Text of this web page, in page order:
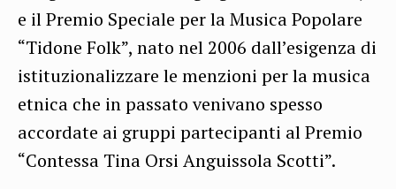
e il Premio Speciale per la Musica Popolare
“Tidone Folk”, nato nel 2006 dall’esigenza di
istituzionalizzare le menzioni per la musica
etnica che in passato venivano spesso
accordate ai gruppi partecipanti al Premio
“Contessa Tina Orsi Anguissola Scotti”.